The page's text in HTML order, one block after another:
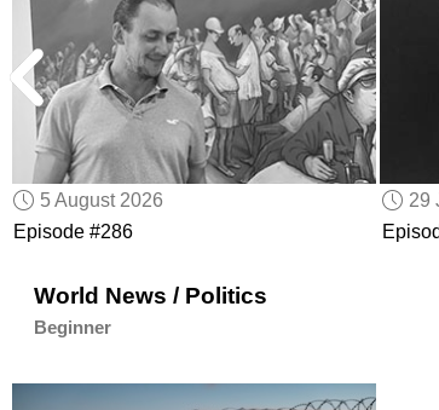
5 August 2026
Episode #286
29
World News / Politics
Beginner